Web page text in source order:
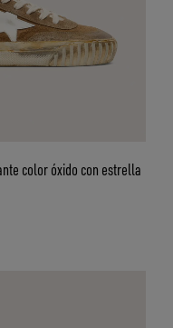
color óxido con estrella